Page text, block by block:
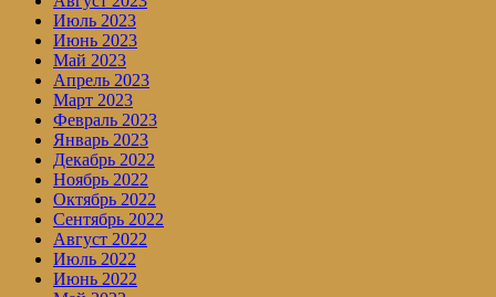
Июль 2023
Июнь 2023
Май 2023
Апрель 2023
Март 2023
Февраль 2023
Январь 2023
Декабрь 2022
Ноябрь 2022
Октябрь 2022
Сентябрь 2022
Август 2022
Июль 2022
Июнь 2022